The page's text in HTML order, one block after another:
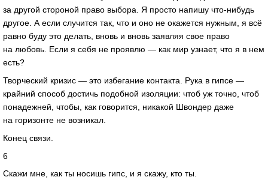
за другой стороной право выбора. Я просто напишу что-нибудь
другое. А если случится так, что и оно не окажется нужным, я всё
равно буду это делать, вновь и вновь заявляя свое право
на любовь. Если я себя не проявлю — как мир узнает, что я в нем
есть?
Творческий кризис — это избегание контакта. Рука в гипсе —
крайний способ достичь подобной изоляции: чтоб уж точно, чтоб
понадежней, чтобы, как говорится, никакой Швондер даже
на горизонте не возникал.
Конец связи.
6
Скажи мне, как ты носишь гипс, и я скажу, кто ты.